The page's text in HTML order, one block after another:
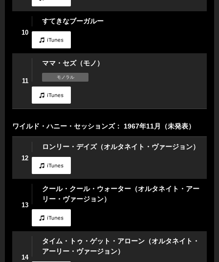
10
すてきなブーガルー
11
ママ・セズ（モノ）
モノラル
ワイルド・ハニー・セッションズ： 1967年11月（未発表）
12
ロンリー・デイズ（オルタネイト・ヴァージョン）
13
クール・クール・ウォーター（オルタネイト・アー
リー・ヴァージョン）
14
タイム・トゥ・ゲット・アローン（オルタネイト・
アーリー・ヴァージョン）